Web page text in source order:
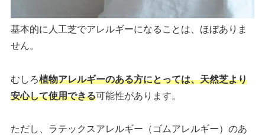
基本的に人工芝でアレルギーになることは、ほぼありま
せん。
むしろ植物アレルギーのある方にとっては、天然芝より
安心して使用できる可能性があります。
ただし、ラテックスアレルギー（ゴムアレルギー）のあ